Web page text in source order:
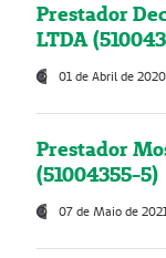
Prestador
LTDA
01 de Abril de 2020
Prestador
(51004355-5)
07 de Maio de 2021